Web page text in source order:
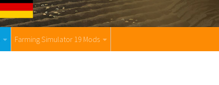
Farming Simulator 19 Mods